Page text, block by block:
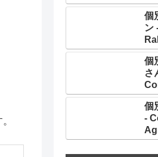
個
ン
個
さ
個
-